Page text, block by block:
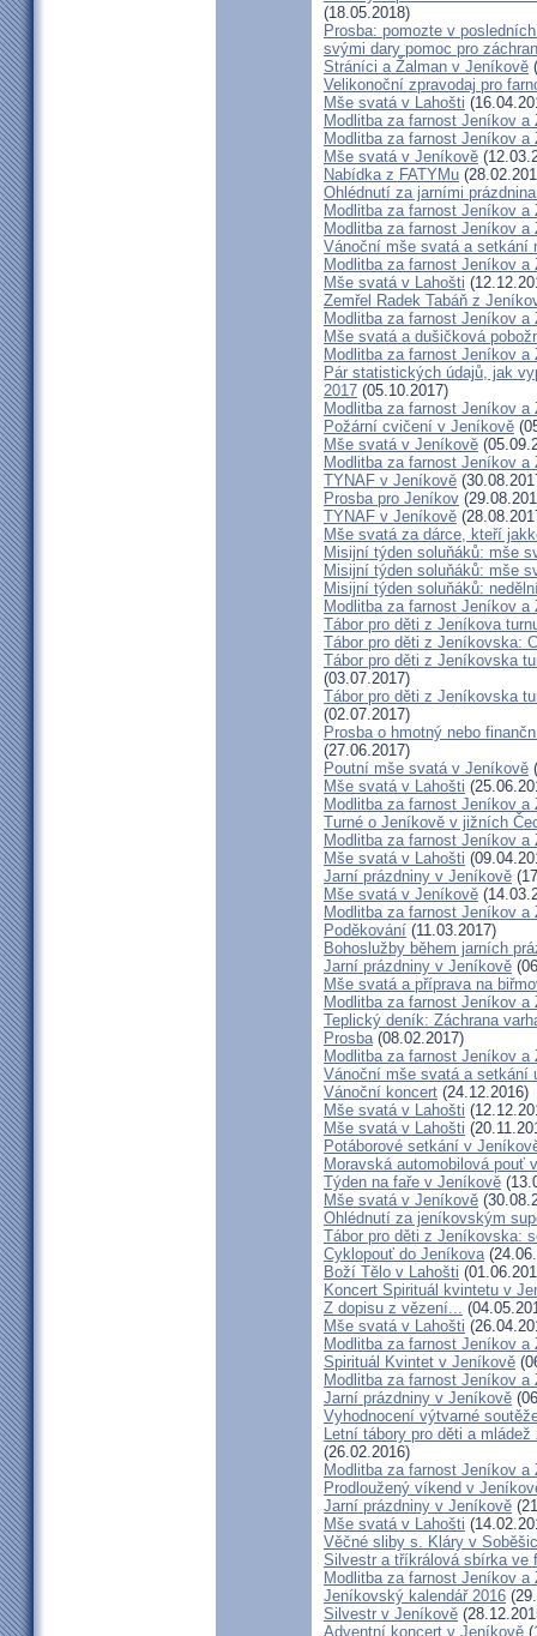
(18.05.2018)
Prosba: pomozte v
svými dary pomoc pro
Stráníci a Žalman v Jeníkově
Velikonoční zpravodaj pro
Mše svatá v Lahošti
Modlitba za farnost Jeníkov a
Modlitba za farnost Jeníkov a
Mše svatá v Jeníkově
Nabídka z FATYMu
Ohlédnutí za jarními
Modlitba za farnost Jeníkov a
Modlitba za farnost Jeníkov a
Vánoční mše svatá a setkání
Modlitba za farnost Jeníkov a
Mše svatá v Lahošti
Zemřel Radek Tabáň z
Modlitba za farnost Jeníkov a
Mše svatá a dušičková
Modlitba za farnost Jeníkov a
Pár statistických údajů, jak
2017 (05.10.2017)
Modlitba za farnost Jeníkov a
Požární cvičení v Jeníkově
Mše svatá v Jeníkově
Modlitba za farnost Jeníkov a
TYNAF v Jeníkově
Prosba pro Jeníkov
TYNAF v Jeníkově
Mše svatá za dárce, kteří
Misijní týden soluňáků: mše
Misijní týden soluňáků: mše
Misijní týden soluňáků:
Modlitba za farnost Jeníkov a
Tábor pro děti z Jeníkova
Tábor pro děti z Jeníkovska:
Tábor pro děti z Jeníkovska
(03.07.2017)
Tábor pro děti z Jeníkovska
(02.07.2017)
Prosba o hmotný nebo
(27.06.2017)
Poutní mše svatá v Jeníkově
Mše svatá v Lahošti
Modlitba za farnost Jeníkov a
Turné o Jeníkově v jižních
Modlitba za farnost Jeníkov a
Mše svatá v Lahošti
Jarní prázdniny v Jeníkově
Mše svatá v Jeníkově
Modlitba za farnost Jeníkov a
Poděkování (11.03.2017)
Bohoslužby během jarních
Jarní prázdniny v Jeníkově
Mše svatá a příprava na
Modlitba za farnost Jeníkov
Teplický deník: Záchrana
Prosba (08.02.2017)
Modlitba za farnost Jeníkov a
Vánoční mše svatá a setkání
Vánoční koncert (24.12.2016)
Mše svatá v Lahošti
Mše svatá v Lahošti
Potáborové setkání v
Moravská automobilová pouť
Týden na faře v Jeníkově
Mše svatá v Jeníkově
Ohlédnutí za jeníkovským
Tábor pro děti z Jeníkovska:
Cyklopouť do Jeníkova
Boží Tělo v Lahošti
Koncert Spirituál kvintetu v
Z dopisu z vězení...
Mše svatá v Lahošti
Modlitba za farnost Jeníkov a
Spirituál Kvintet v Jeníkově
Modlitba za farnost Jeníkov a
Jarní prázdniny v Jeníkově
Vyhodnocení výtvarné
Letní tábory pro děti a
(26.02.2016)
Modlitba za farnost Jeníkov a
Prodloužený víkend v
Jarní prázdniny v Jeníkově
Mše svatá v Lahošti
Věčné sliby s. Kláry v
Silvestr a tříkrálová sbírka ve
Modlitba za farnost Jeníkov a
Jeníkovský kalendář 2016
Silvestr v Jeníkově
Adventní koncert v Jeníkově